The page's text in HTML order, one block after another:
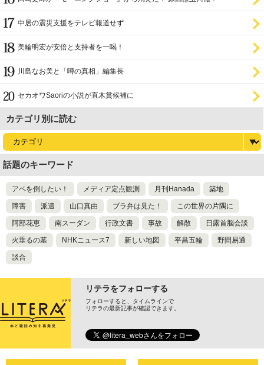
中居の震災支援をテレビ報道せず
美輪明宏が安倍と支持者を一喝！
川島なお美と「噂の真相」編集長
セカオワSaoriの小説が直木賞候補に
カテゴリ別に読む
話題のキーワード
アベを倒したい！ メディア定点観測 月刊Hanada 築地
障害 派遣 山口真由 ブラ弁は見た！ この世界の片隅に
阿部花恵 南スーダン 行政文書 事故 解散 日露首脳会談
火垂るの墓 NHKニュース7 新しい地図 平昌五輪 野間易通
談合
リテラをフォローする
フォローすると、タイムラインで
リテラの最新記事が確認できます。